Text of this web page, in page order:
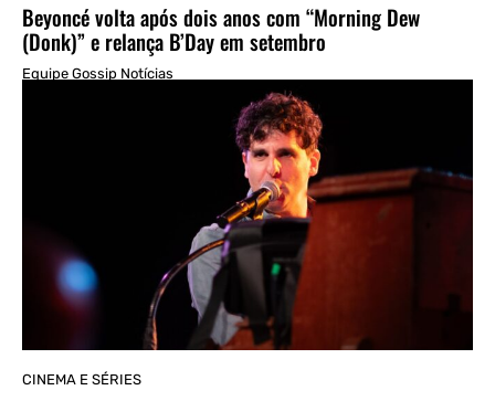
Beyoncé volta após dois anos com “Morning Dew
(Donk)” e relança B’Day em setembro
Equipe Gossip Notícias
CINEMA E SÉRIES